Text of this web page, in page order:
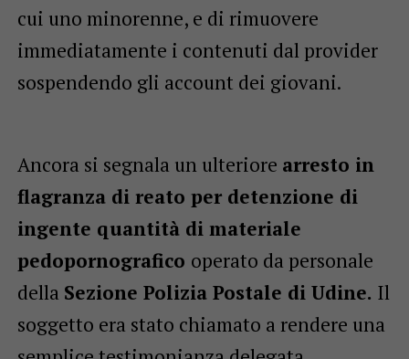
cui uno minorenne, e di rimuovere
immediatamente i contenuti dal provider
sospendendo gli account dei giovani.
Ancora si segnala un ulteriore arresto in
flagranza di reato per detenzione di
ingente quantità di materiale
pedopornografico operato da personale
della Sezione Polizia Postale di Udine. Il
soggetto era stato chiamato a rendere una